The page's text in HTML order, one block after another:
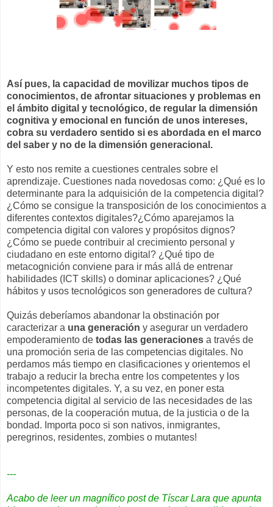
Así pues, la capacidad de movilizar muchos tipos de
conocimientos, de afrontar situaciones y problemas en
el ámbito digital y tecnológico, de regular la dimensión
cognitiva y emocional en función de unos intereses,
cobra su verdadero sentido si es abordada en el marco
del saber y no de la dimensión generacional.
Y esto nos remite a cuestiones centrales sobre el
aprendizaje. Cuestiones nada novedosas como: ¿Qué es lo
determinante para la adquisición de la competencia digital?
¿Cómo se consigue la transposición de los conocimientos a
diferentes contextos digitales?¿Cómo aparejamos la
competencia digital con valores y propósitos dignos?
¿Cómo se puede contribuir al crecimiento personal y
ciudadano en este entorno digital? ¿Qué tipo de
metacognición conviene para ir más allá de entrenar
habilidades (ICT skills) o dominar aplicaciones? ¿Qué
hábitos y usos tecnológicos son generadores de cultura?
Quizás deberíamos abandonar la obstinación por
caracterizar a una generación y asegurar un verdadero
empoderamiento de todas las generaciones a través de
una promoción seria de las competencias digitales. No
perdamos más tiempo en clasificaciones y orientemos el
trabajo a reducir la brecha entre los competentes y los
incompetentes digitales. Y, a su vez, en poner esta
competencia digital al servicio de las necesidades de las
personas, de la cooperación mutua, de la justicia o de la
bondad. Importa poco si son nativos, inmigrantes,
peregrinos, residentes, zombies o mutantes!
---
Acabo de leer un magnífico post de Tíscar Lara que apunta